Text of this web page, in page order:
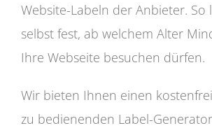
Website-Labeln der Anbieter. So
selbst fest, ab welchem Alter
Ihre Webseite besuchen dürfen.
Wir bieten Ihnen einen
zu bedienenden Label-